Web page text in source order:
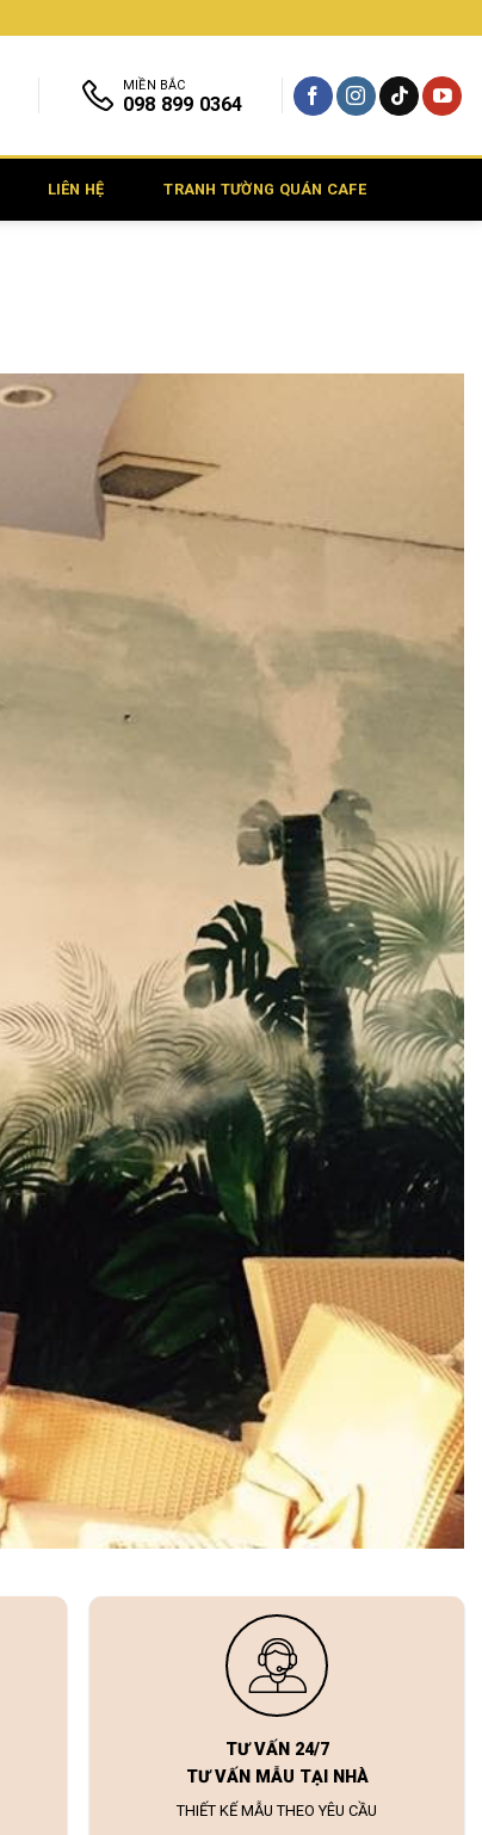
MIỀN BẮC
098 899 0364
LIÊN HỆ TRANH TƯỜNG QUÁN CAFE
TƯ VẤN 24/7
TƯ VẤN MẪU TẠI NHÀ
THIẾT KẾ MẪU THEO YÊU CẦU